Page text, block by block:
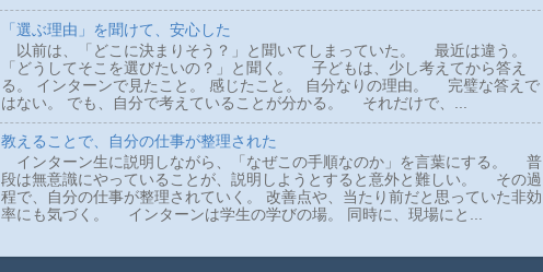
「選ぶ理由」を聞けて、安心した
以前は、「どこに決まりそう？」と聞いてしまっていた。 最近は違う。
「どうしてそこを選びたいの？」と聞く。 子どもは、少し考えてから答え
る。 インターンで見たこと。 感じたこと。 自分なりの理由。 完璧な答えで
はない。 でも、自分で考えていることが分かる。 それだけで、...
教えることで、自分の仕事が整理された
インターン生に説明しながら、「なぜこの手順なのか」を言葉にする。 普
段は無意識にやっていることが、説明しようとすると意外と難しい。 その過
程で、自分の仕事が整理されていく。 改善点や、当たり前だと思っていた非効
率にも気づく。 インターンは学生の学びの場。 同時に、現場にと...